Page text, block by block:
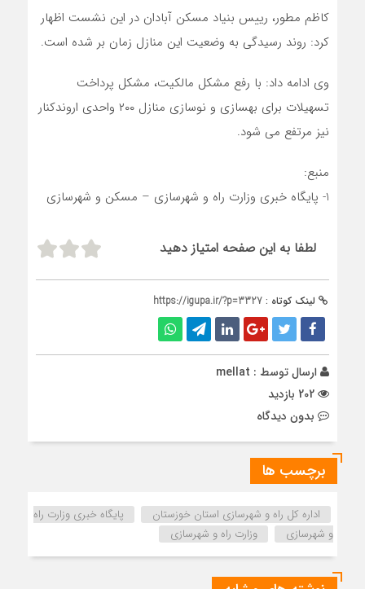
کاظم مطور، رییس بنیاد مسکن آبادان در این نشست اظهار
کرد: روند رسیدگی به وضعیت این منازل زمان بر شده است.
وی ادامه داد: با رفع مشکل مالکیت، مشکل پرداخت
تسهیلات برای بهسازی و نوسازی منازل ۲۰۰ واحدی اروندکنار
نیز مرتفع می شود.
منبع:
1- پایگاه خبری وزارت راه و شهرسازی – مسکن و شهرسازی
لطفا به این صفحه امتیاز دهید
لینک کوتاه : https://igupa.ir/?p=3327
ارسال توسط : mellat
بدون دیدگاه
برچسب ها
اداره كل راه و شهرسازي استان خوزستان
پایگاه خبری وزارت راه
و شهرسازی
وزارت راه و شهرسازی